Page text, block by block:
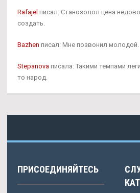
Rafajel писал: Станозолол цена
создать.
Bazhen писал: Мне позвонил молодой.
Stepanova писала: Такими темпами
то народ.
ПРИСОЕДИНЯЙТЕСЬ